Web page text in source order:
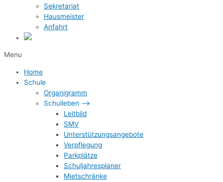
Sekretariat
Hausmeister
Anfahrt
Menu
Home
Schule
Organigramm
Schulleben –>
Leitbild
SMV
Unterstützungsangebote
Verpflegung
Parkplätze
Schuljahresplaner
Mietschränke